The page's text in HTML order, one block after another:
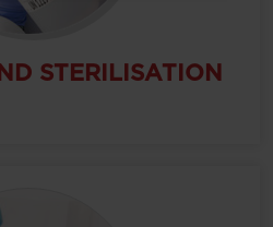
STERILISATION